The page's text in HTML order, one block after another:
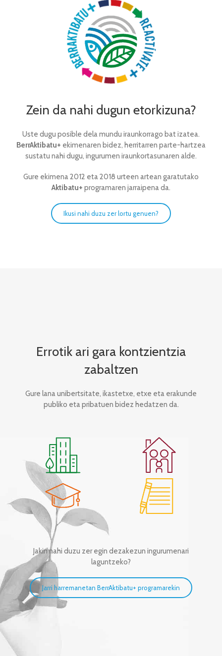
Zein da nahi dugun etorkizuna?
Uste dugu posible dela mundu iraunkorrago bat izatea.
BerrAktibatu+ ekimenaren bidez, herritarren parte-hartzea
sustatu nahi dugu, ingurumen iraunkortasunaren alde.
Gure ekimena 2012 eta 2018 urteen artean garatutako
Aktibatu+ programaren jarraipena da.
Ikusi nahi duzu zer lortu genuen?
Errotik ari gara kontzientzia
zabaltzen
Gure lana unibertsitate, ikastetxe, etxe eta erakunde
publiko eta pribatuen bidez hedatzen da.
Jakin nahi duzu zer egin dezakezun ingurumenari
laguntzeko?
Jarri harremanetan BerrAktibatu+ programarekin